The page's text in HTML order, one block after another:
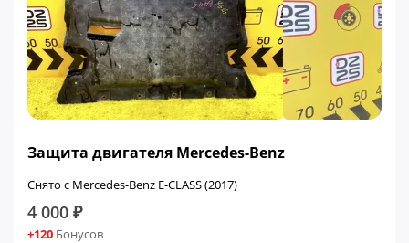
Защита двигателя Mercedes-Benz
Снято с Mercedes-Benz E-CLASS (2017)
4 000 ₽
+120 Бонусов